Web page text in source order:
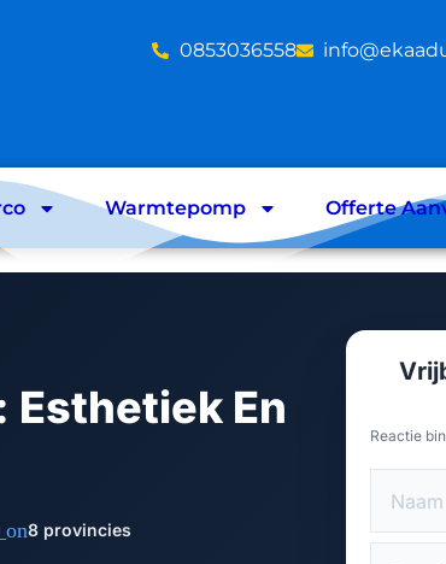
‪0853036558
Warmtepomp Offerte
En
8 provincies
Reactie